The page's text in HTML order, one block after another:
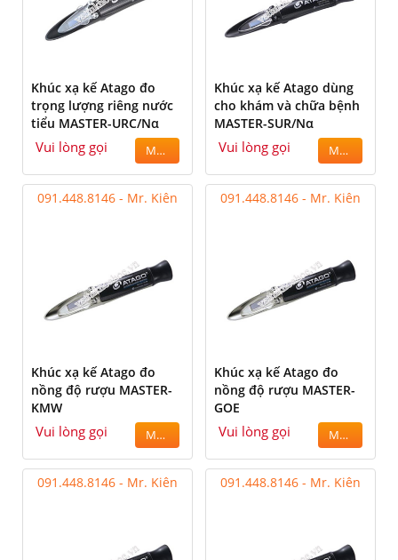
Khúc xạ kế Atago đo
trọng lượng riêng nước
tiểu MASTER-URC/Nα
Vui lòng gọi MUA
Khúc xạ kế Atago dùng
cho khám và chữa bệnh
MASTER-SUR/Nα
Vui lòng gọi MUA
091.448.8146 - Mr. Kiên
Khúc xạ kế Atago đo
nồng độ rượu MASTER-
KMW
Vui lòng gọi MUA
091.448.8146 - Mr. Kiên
Khúc xạ kế Atago đo
nồng độ rượu MASTER-
GOE
Vui lòng gọi MUA
091.448.8146 - Mr. Kiên 091.448.8146 - Mr. Kiên